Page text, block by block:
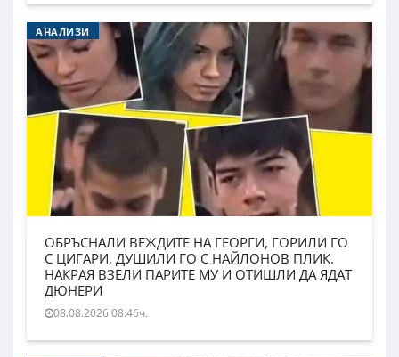
АНАЛИЗИ
ОБРЪСНАЛИ ВЕЖДИТЕ НА ГЕОРГИ, ГОРИЛИ ГО
С ЦИГАРИ, ДУШИЛИ ГО С НАЙЛОНОВ ПЛИК.
НАКРАЯ ВЗЕЛИ ПАРИТЕ МУ И ОТИШЛИ ДА ЯДАТ
ДЮНЕРИ
08.08.2026 08:46ч.